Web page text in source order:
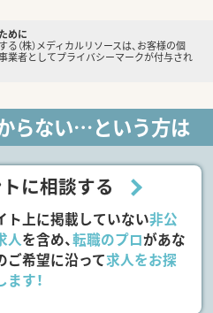
めに
（株）メディカルリソースは、お客様の個
業者としてプライバシーマークが付与され
らない…という方は
に相談する
ト上に掲載していない非公
人を含め、転職のプロがあな
ご希望に沿って求人をお探
ます！